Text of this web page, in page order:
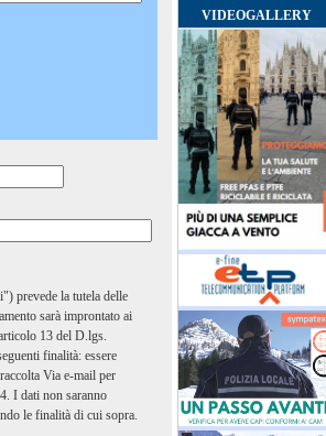
prevede la tutela delle
sarà improntato ai
13 del D.lgs.
finalità: essere
Via e-mail per
I dati non saranno
le finalità di cui sopra.
VIDEOGALLERY